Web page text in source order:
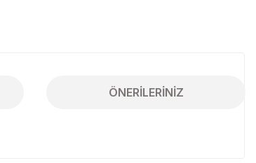
ÖNERILERINIZ